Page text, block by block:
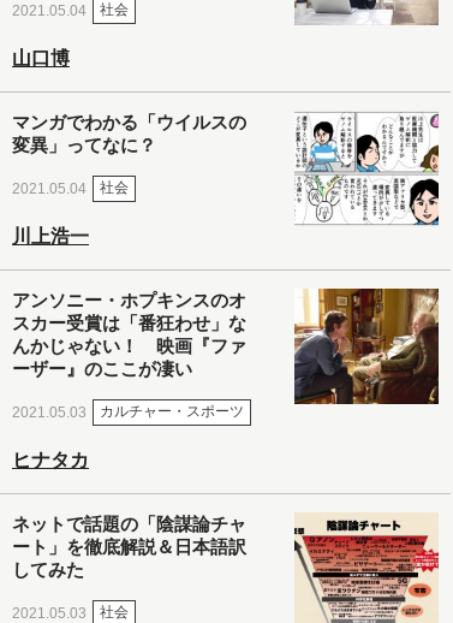
2021.05.04 社会
山口博
マンガでわかる「ウイルスの
変異」ってなに？
2021.05.04 社会
川上浩一
アンソニー・ホプキンスのオ
スカー受賞は「番狂わせ」な
んかじゃない！ 映画『ファ
ーザー』のここが凄い
2021.05.03 カルチャー・スポーツ
ヒナタカ
ネットで話題の「陰謀論チャ
ート」を徹底解説＆日本語訳
してみた
2021.05.03 社会